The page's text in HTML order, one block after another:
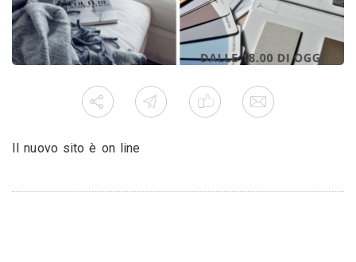
Il nuovo sito è on line